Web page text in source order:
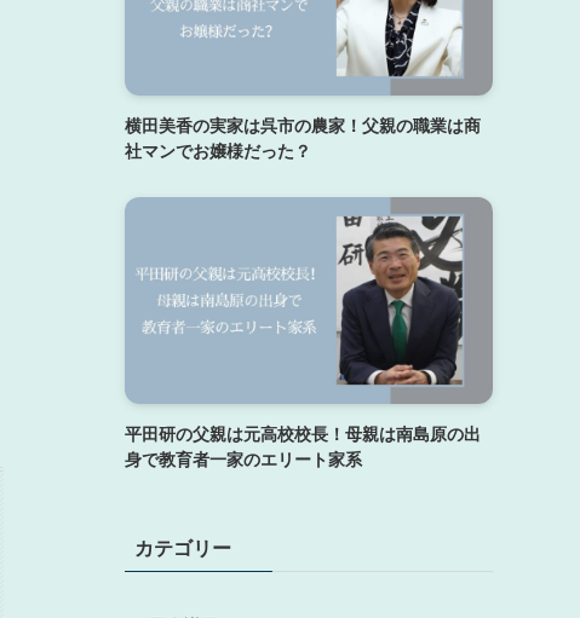
横田美香の実家は呉市の農家！父親の職業は商
社マンでお嬢様だった？
平田研の父親は元高校校長！母親は南島原の出
身で教育者一家のエリート家系
カテゴリー